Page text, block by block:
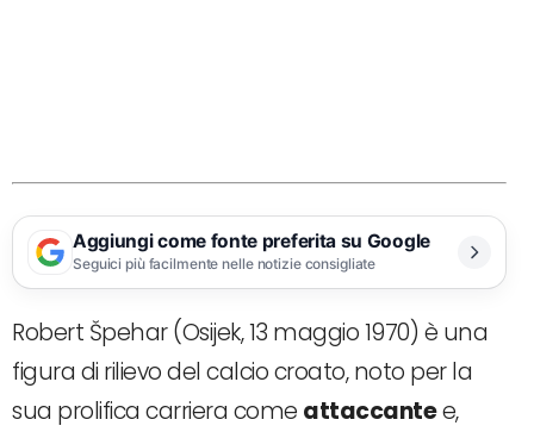
Aggiungi come fonte preferita su Google
Seguici più facilmente nelle notizie consigliate
Robert Špehar (Osijek, 13 maggio 1970) è una
figura di rilievo del calcio croato, noto per la
sua prolifica carriera come attaccantee,